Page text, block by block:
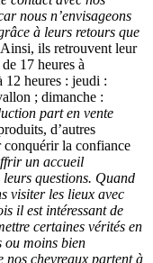
nous n’envisageons
à leurs retours que
ils retrouvent leur
17 heures à
12 heures : jeudi :
; dimanche :
part en vente
d’autres
conquérir la confiance
un accueil
leurs questions. Quand
visiter les lieux avec
il est intéressant de
certaines vérités en
ou moins bien
chevreaux partent à